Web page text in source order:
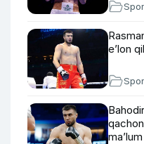
e’lon